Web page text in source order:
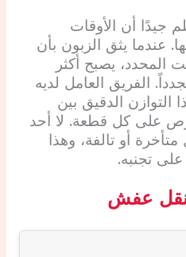
جيدًا أن الأوقات
عندما يثق الزبون بأن
المحدد، يصبح أكثر
الفريق العامل لديه
الدقيق بين
على كل قطعة. لا أحد
أو تالفة، وهذا
تجنبه.
عفش